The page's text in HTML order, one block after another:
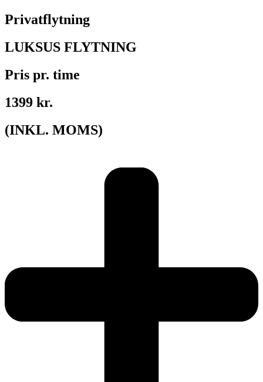
Privatflytning
LUKSUS FLYTNING
Pris pr. time
1399 kr.
(INKL. MOMS)